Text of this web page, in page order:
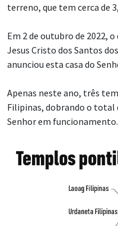
terreno, que tem cerca de
Em 2 de outubro de 2022,
Jesus Cristo dos Santos
anunciou esta casa do
Apenas neste ano, três
Filipinas, dobrando o total
Senhor em funcionamento.